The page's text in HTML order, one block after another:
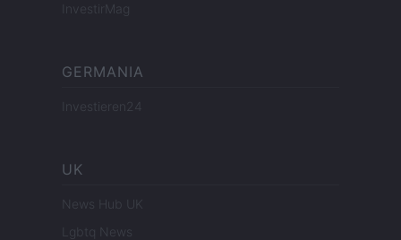
InvestirMag
GERMANIA
Investieren24
UK
News Hub UK
Lgbtq News